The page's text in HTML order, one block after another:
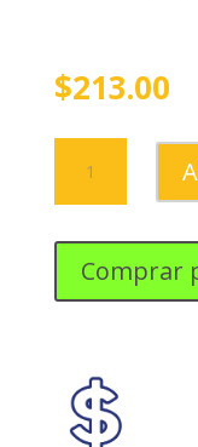
$213.00
SONIDO
LG
CJ44
ECUALIZADOR
LATINO
Comprar